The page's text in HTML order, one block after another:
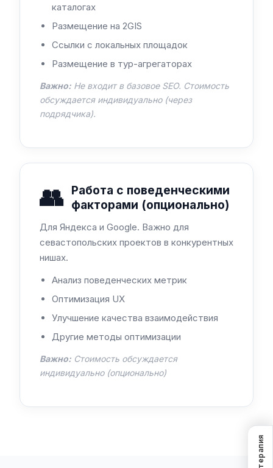
каталогах
Размещение на 2GIS
Ссылки с локальных площадок
Размещение в тур-агрегаторах
Важно: Не входит в базовое SEO. Стоимость
обсуждается индивидуально (через
подрядчика).
👥 Работа с поведенческими
факторами (опционально)
Для Яндекса и Google. Важно для
севастопольских проектов в конкурентных
нишах.
Анализ поведенческих метрик
Оптимизация UX
Улучшение качества взаимодействия
Другие методы оптимизации
Важно: Стоимость обсуждается
индивидуально (опционально)